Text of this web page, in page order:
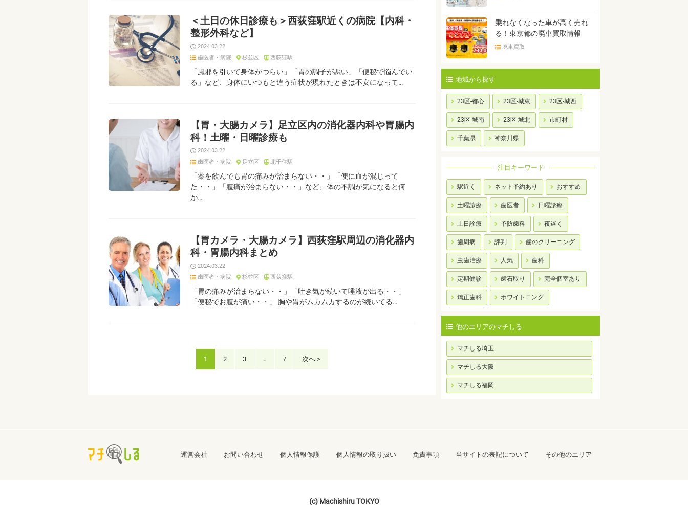
＜土日の休日診療も＞西荻窪駅近くの病院【内科・
整形外科など】
2024.03.22
歯医者・病院
杉並区 西荻窪駅
「風邪を引いて身体がつらい」「胃の調子が悪い」「便秘で悩んでい
る」など、身体にいつもと違う症状が現れたときは不安になって…
【胃・大腸カメラ】足立区内の消化器内科や胃腸内
科！土曜・日曜診療も
2024.03.22
歯医者・病院
足立区 北千住駅
「薬を飲んでも胃の痛みが治まらない・・」「便に血が混じって
た・・」「腹痛が治まらない・・」など、体の不調が気になると何
か…
【胃カメラ・大腸カメラ】西荻窪駅周辺の消化器内
科・胃腸内科まとめ
2024.03.22
歯医者・病院
杉並区 西荻窪駅
「胃の痛みが治まらない・・」「吐き気が続いて唾液が出る・・」
「便秘でお腹が痛い・・」 胸や胃がムカムカするのが続いてる…
1 2 3 … 7 次へ >
乗れなくなった車が高く売れ
る！東京都の廃車買取情報
廃車買取
地域から探す
23区-都心 23区-城東 23区-城西
23区-城南 23区-城北 市町村
千葉県 神奈川県
注目キーワード
駅近く ネット予約あり おすすめ
土曜診療 歯医者 日曜診療
土日診療 予防歯科 夜遅く
歯周病 評判 歯のクリーニング
虫歯治療 人気 歯科
定期健診 歯石取り 完全個室あり
矯正歯科 ホワイトニング
他のエリアのマチしる
マチしる埼玉
マチしる大阪
マチしる福岡
運営会社 お問い合わせ 個人情報保護 個人情報の取り扱い 免責事項 当サイトの表記について その他のエリア
(c) Machishiru TOKYO